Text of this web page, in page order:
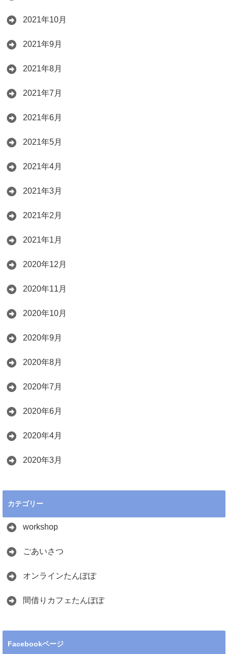
2021年10月
2021年9月
2021年8月
2021年7月
2021年6月
2021年5月
2021年4月
2021年3月
2021年2月
2021年1月
2020年12月
2020年11月
2020年10月
2020年9月
2020年8月
2020年7月
2020年6月
2020年4月
2020年3月
カテゴリー
workshop
ごあいさつ
オンラインたんぽぽ
間借りカフェたんぽぽ
Facebookページ